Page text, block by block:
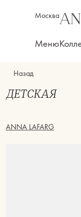
Москва
Меню
Назад
ДЕТСКАЯ
ANNA LAFARG